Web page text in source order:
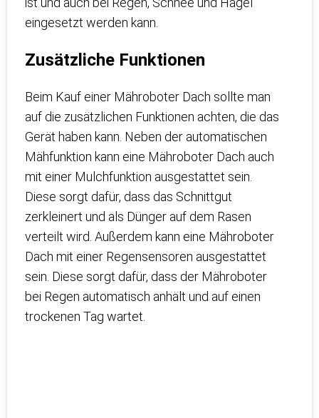
eingesetzt werden kann.
Zusätzliche Funktionen
Beim Kauf einer Mähroboter Dach sollte man
auf die zusätzlichen Funktionen achten, die das
Gerät haben kann. Neben der automatischen
Mähfunktion kann eine Mähroboter Dach auch
mit einer Mulchfunktion ausgestattet sein.
Diese sorgt dafür, dass das Schnittgut
zerkleinert und als Dünger auf dem Rasen
verteilt wird. Außerdem kann eine Mähroboter
Dach mit einer Regensensoren ausgestattet
sein. Diese sorgt dafür, dass der Mähroboter
bei Regen automatisch anhält und auf einen
trockenen Tag wartet.